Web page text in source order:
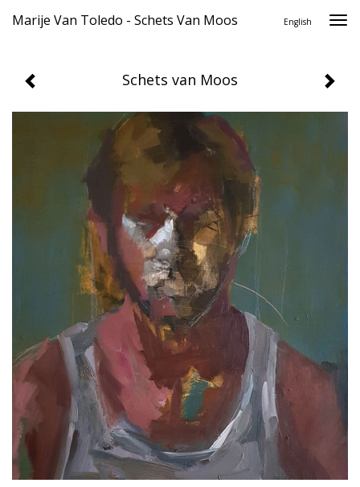
Marije Van Toledo - Schets Van Moos English
Schets van Moos